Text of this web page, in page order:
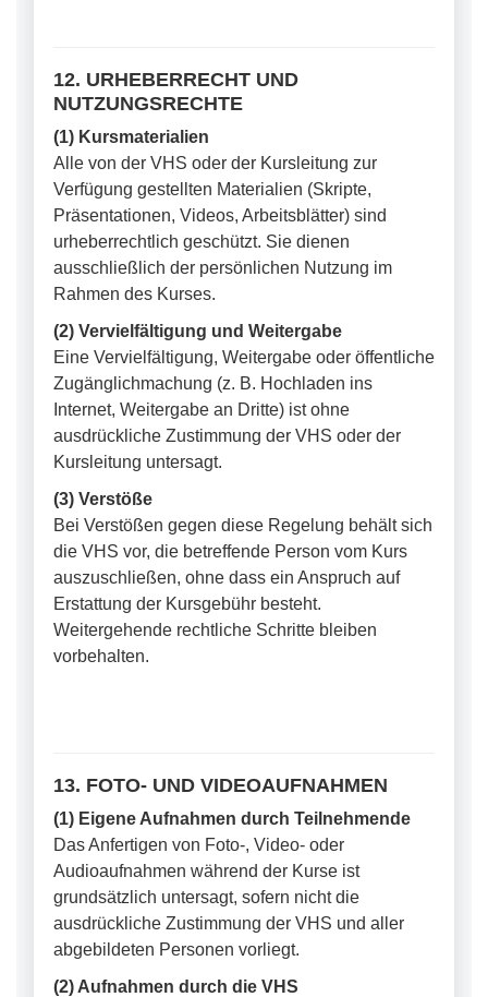
12. URHEBERRECHT UND
NUTZUNGSRECHTE
(1) Kursmaterialien
Alle von der VHS oder der Kursleitung zur
Verfügung gestellten Materialien (Skripte,
Präsentationen, Videos, Arbeitsblätter) sind
urheberrechtlich geschützt. Sie dienen
ausschließlich der persönlichen Nutzung im
Rahmen des Kurses.
(2) Vervielfältigung und Weitergabe
Eine Vervielfältigung, Weitergabe oder öffentliche
Zugänglichmachung (z. B. Hochladen ins
Internet, Weitergabe an Dritte) ist ohne
ausdrückliche Zustimmung der VHS oder der
Kursleitung untersagt.
(3) Verstöße
Bei Verstößen gegen diese Regelung behält sich
die VHS vor, die betreffende Person vom Kurs
auszuschließen, ohne dass ein Anspruch auf
Erstattung der Kursgebühr besteht.
Weitergehende rechtliche Schritte bleiben
vorbehalten.
13. FOTO- UND VIDEOAUFNAHMEN
(1) Eigene Aufnahmen durch Teilnehmende
Das Anfertigen von Foto-, Video- oder
Audioaufnahmen während der Kurse ist
grundsätzlich untersagt, sofern nicht die
ausdrückliche Zustimmung der VHS und aller
abgebildeten Personen vorliegt.
(2) Aufnahmen durch die VHS